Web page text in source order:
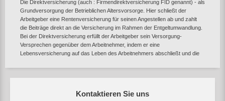
Kontaktieren Sie uns
Die Direktversicherung (auch : Firmendirektversicherung FID genannt) - als
Grundversorgung der Betrieblichen Altersvorsorge. Hier schließt der
Arbeitgeber eine Rentenversicherung für seinen Angestellen ab und zahlt
die Beiträge direkt an die Versicherung im Rahmen der Entgeltumwandlung.
Bei der Direktversicherung erfüllt der Arbeitgeber sein Versorgung-
Versprechen gegenüber dem Arbeitnehmer, indem er eine
Lebensversicherung auf das Leben des Arbeitnehmers abschließt und die